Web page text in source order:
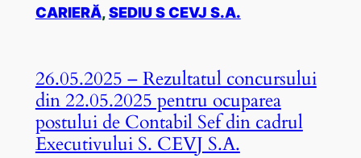
CARIERĂ, SEDIU S CEVJ S.A.
26.05.2025 – Rezultatul concursului
din 22.05.2025 pentru ocuparea
postului de Contabil Sef din cadrul
Executivului S. CEVJ S.A.